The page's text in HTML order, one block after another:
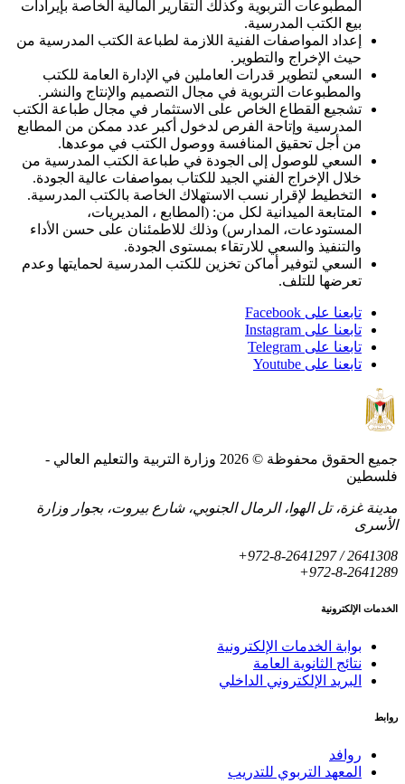
المطبوعات التربوية وكذلك التقارير المالية الخاصة بإيرادات
بيع الكتب المدرسية.
إعداد المواصفات الفنية اللازمة لطباعة الكتب المدرسية من
حيث الإخراج والتطوير.
السعي لتطوير قدرات العاملين في الإدارة العامة للكتب
والمطبوعات التربوية في مجال التصميم والإنتاج والنشر.
تشجيع القطاع الخاص على الاستثمار في مجال طباعة الكتب
المدرسية وإتاحة الفرص لدخول أكبر عدد ممكن من المطابع
من أجل تحقيق المنافسة ووصول الكتب في موعدها.
السعي للوصول إلى الجودة في طباعة الكتب المدرسية من
خلال الإخراج الفني الجيد للكتاب بمواصفات عالية الجودة.
التخطيط لإقرار نسب الاستهلاك الخاصة بالكتب المدرسية.
المتابعة الميدانية لكل من: (المطابع ، المديريات،
المستودعات، المدارس) وذلك للاطمئنان على حسن الأداء
والتنفيذ والسعي للارتقاء بمستوى الجودة.
السعي لتوفير أماكن تخزين للكتب المدرسية لحمايتها وعدم
تعرضها للتلف.
تابعنا على Facebook
تابعنا على Instagram
تابعنا على Telegram
تابعنا على Youtube
جميع الحقوق محفوظة © 2026 وزارة التربية والتعليم العالي -
غزة، تل الهوا، الرمال الجنوبي، شارع بيروت، بجوار وزارة
+972-8-2641297 /
+972-8-
الإلكترونية
بوابة الخدمات الإلكترونية
نتائج الثانوية العامة
البريد الإلكتروني الداخلي
روافد
المعهد التربوي للتدريب